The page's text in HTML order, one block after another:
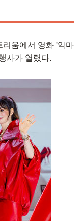
움에서 영화 '악마
사가 열렸다.